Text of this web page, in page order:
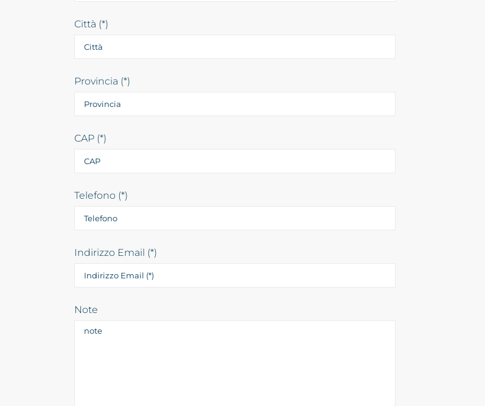
Città (*)
Provincia (*)
CAP (*)
Telefono (*)
Indirizzo Email (*)
Note